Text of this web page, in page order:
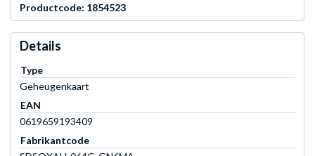
Productcode: 1854523
Details
Type
Geheugenkaart
EAN
0619659193409
Fabrikantcode